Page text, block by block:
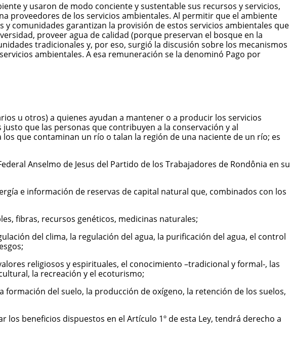
y usaron de modo conciente y sustentable sus recursos y servicios,
proveedores de los servicios ambientales. Al permitir que el ambiente
comunidades garantizan la provisión de estos servicios ambientales que
proveer agua de calidad (porque preservan el bosque en la
tradicionales y, por eso, surgió la discusión sobre los mecanismos
ambientales. A esa remuneración se la denominó Pago por
u otros) a quienes ayudan a mantener o a producir los servicios
que las personas que contribuyen a la conservación y al
que contaminan un río o talan la región de una naciente de un río; es
Anselmo de Jesus del Partido de los Trabajadores de Rondônia en su
e información de reservas de capital natural que, combinados con los
fibras, recursos genéticos, medicinas naturales;
del clima, la regulación del agua, la purificación del agua, el control
religiosos y espirituales, el conocimiento –tradicional y formal-, las
la recreación y el ecoturismo;
del suelo, la producción de oxígeno, la retención de los suelos,
beneficios dispuestos en el Artículo 1º de esta Ley, tendrá derecho a